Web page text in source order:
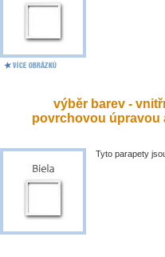
výběr barev -
povrchovou úpravou
Tyto parapety